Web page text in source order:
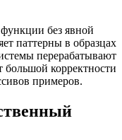
без явной
паттерны в образцах
перерабатывают
большой корректности
примеров.